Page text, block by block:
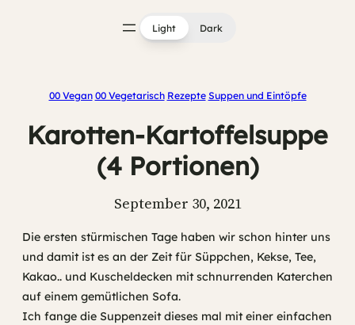
Light Dark
00 Vegan 00 Vegetarisch Rezepte Suppen und Eintöpfe
Karotten-Kartoffelsuppe
(4 Portionen)
September 30, 2021
Die ersten stürmischen Tage haben wir schon hinter uns
und damit ist es an der Zeit für Süppchen, Kekse, Tee,
Kakao.. und Kuscheldecken mit schnurrenden Katerchen
auf einem gemütlichen Sofa.
Ich fange die Suppenzeit dieses mal mit einer einfachen